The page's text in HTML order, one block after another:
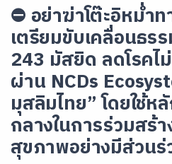
⛔️ อย่าฆ่าโต๊ะอิหม่ำ
เตรียมขับเคลื่อนธ
243 มัสยิด ลดโรคไ
ผ่าน NCDs
มุสลิมไทย” โดยใช้
กลางในการร่วมสร้
สุขภาพอย่างมีส่วนร่